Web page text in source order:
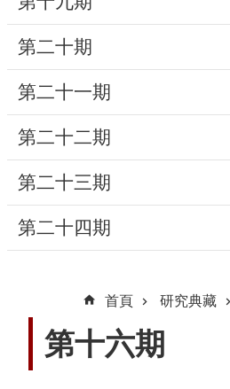
平
等
政
府
資
訊
公
開
及
第二十期
第二十一期
第二十二期
第二十三期
第二十四期
首頁 研究典藏
第十六期